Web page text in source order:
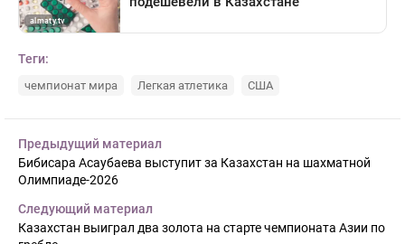
Теги:
чемпионат мира Легкая атлетика США
Предыдущий материал
Бибисара Асаубаева выступит за Казахстан на шахматной
Олимпиаде-2026
Следующий материал
Казахстан выиграл два золота на старте чемпионата Азии по